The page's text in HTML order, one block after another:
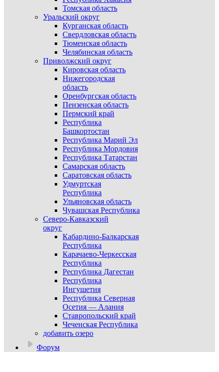
Томская область
Уральский округ
Курганская область
Свердловская область
Тюменская область
Челябинская область
Приволжский округ
Кировская область
Нижегородская
область
Оренбургская область
Пензенская область
Пермский край
Республика
Башкортостан
Республика Марий Эл
Республика Мордовия
Республика Татарстан
Самарская область
Саратовская область
Удмуртская
Республика
Ульяновская область
Чувашская Республика
Северо-Кавказский
округ
Кабардино-Балкарская
Республика
Карачаево-Черкесская
Республика
Республика Дагестан
Республика
Ингушетия
Республика Северная
Осетия — Алания
Ставропольский край
Чеченская Республика
добавить озеро
Форум